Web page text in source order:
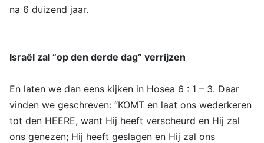
na 6 duizend jaar.
Israël zal “op den derde dag” verrijzen
En laten we dan eens kijken in Hosea 6 : 1 – 3. Daar
vinden we geschreven: “KOMT en laat ons wederkeren
tot den HEERE, want Hij heeft verscheurd en Hij zal
ons genezen; Hij heeft geslagen en Hij zal ons